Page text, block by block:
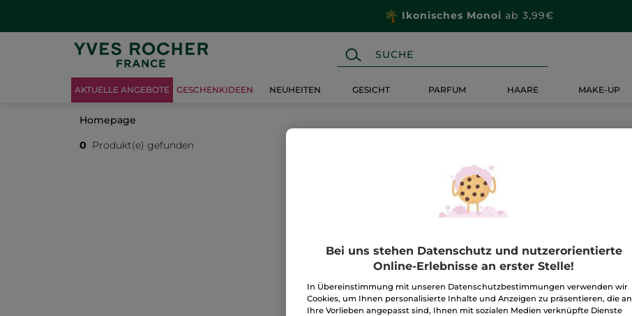
Ikonisches Monoi ab 3,99€
AKTUELLE ANGEBOTE GESCHENKIDEEN NEUHEITEN GESICHT PARFUM HAARE MAKE-UP
Homepage
0 Produkt(e) gefunden
Bei uns stehen Datenschutz und nutzerorientierte
Online-Erlebnisse an erster Stelle!
In Übereinstimmung mit unseren Datenschutzbestimmungen verwenden wir
Cookies, um Ihnen personalisierte Inhalte und Anzeigen zu präsentieren, die an
Ihre Vorlieben angepasst sind, Ihnen mit sozialen Medien verknüpfte Dienste